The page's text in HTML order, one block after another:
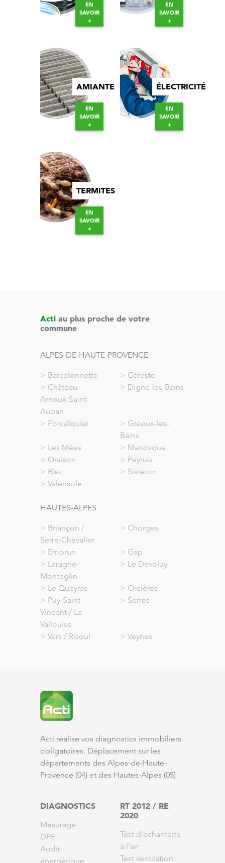
EN
SAVOIR
+
EN
SAVOIR
+
AMIANTE
EN
SAVOIR
+
ÉLECTRICITÉ
EN
SAVOIR
+
TERMITES
EN
SAVOIR
+
Acti au plus proche de votre
commune
ALPES-DE-HAUTE-PROVENCE
> Barcelonnette > Céreste
> Château-
Arnoux-Saint-
Auban
> Digne-les-Bains
> Forcalquier > Gréoux-les-
Bains
> Les Mées > Manosque
> Oraison > Peyruis
> Riez > Sisteron
> Valensole
HAUTES-ALPES
> Briançon /
Serre-Chevalier
> Chorges
> Embrun > Gap
> Laragne-
Monteglin
> Le Devoluy
> Le Queyras > Orcières
> Puy-Saint-
Vincent / La
Vallouise
> Serres
> Vars / Risoul > Veynes
Acti réalise vos diagnostics immobiliers
obligatoires. Déplacement sur les
départements des Alpes-de-Haute-
Provence (04) et des Hautes-Alpes (05)
DIAGNOSTICS
Mesurage
DPE
Audit
énergétique
RT 2012 / RE
2020
Test d'échantéité
à l'air
Test ventilation